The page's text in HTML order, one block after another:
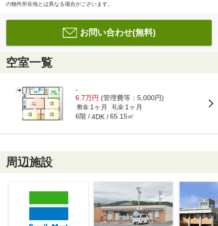
の物件所在地とは異なる場合がございます。
お問い合わせ(無料)
空室一覧
-
6.7万円 (管理費等：5,000円)
敷金 1ヶ月 礼金 1ヶ月
6階 4DK 65.15㎡
周辺施設